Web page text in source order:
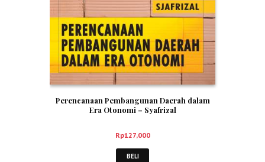
Perencanaan Pembangunan Daerah dalam
Era Otonomi – Syafrizal
Rp127,000
BELI